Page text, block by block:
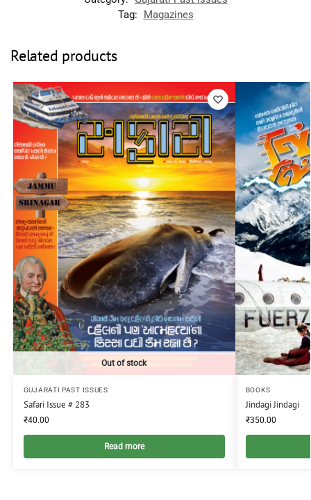
Tag:
Magazines
Related products
Out of stock
GUJARATI PAST ISSUES
Safari Issue # 283
₹40.00
Read more
BOOKS
Jindagi Jindagi
₹350.00